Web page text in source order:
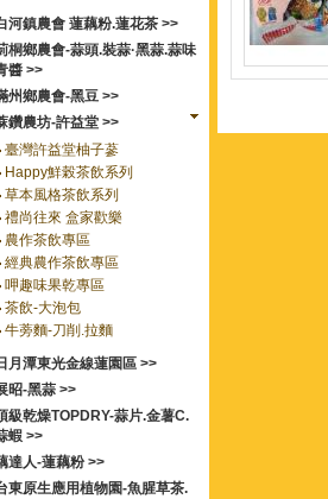
河鎮農會 蓮藕粉.蓮花茶 >>
桐鄉農會-蒜頭.裝蒜·黑蒜.蒜味
醬 >>
州鄉農會-黑豆 >>
鑽農坊-許益堂 >>
臺灣許益堂柚子蔘
Happy鮮榖茶飲系列
草本風格茶飲系列
禮尚往來 盒家歡樂
農作茶飲專區
經典農作茶飲專區
呷趣味果乾專區
茶飲-大泡包
牛蒡麵-刀削.拉麵
月潭東光金線蓮園區 >>
昭-黑蒜 >>
級乾燥TOPDRY-蒜片.金薯C.
蝦 >>
達人-蓮藕粉 >>
東原生應用植物園-魚腥草茶.